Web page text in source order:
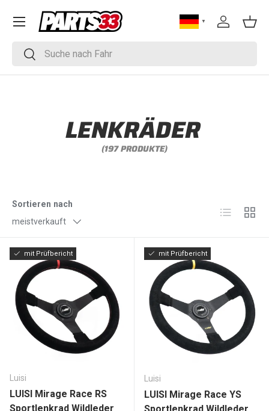
DIREKT ZUM INHALT
Suchen
Suchen
▼
Einloggen
LENKRÄDER
(197 PRODUKTE)
Sortieren nach
meistverkauft
Produktliste
mit Prüfbericht
Luisi
LUISI Mirage Race RS
Sportlenkrad Wildleder
mit Prüfbericht
Luisi
LUISI Mirage Race YS